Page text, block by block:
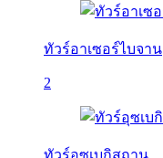
ทัวร์อาเซอร์ไบจาน
2
ทัวร์อุซเบกิสถาน